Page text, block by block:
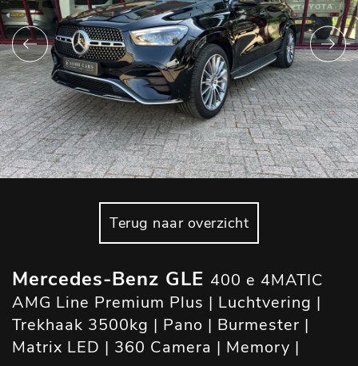
Terug naar overzicht
Mercedes-Benz GLE 400 e 4MATIC
AMG Line Premium Plus | Luchtvering |
Trekhaak 3500kg | Pano | Burmester |
Matrix LED | 360 Camera | Memory |